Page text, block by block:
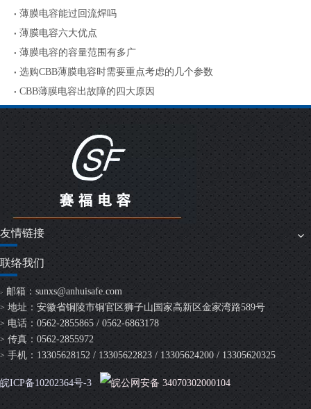
薄膜电容能过回流焊吗
薄膜电容六大优点
薄膜电容的容量范围有多广
选购CBB薄膜电容时需要重点考虑的几个参数
CBB薄膜电容出故障的四大原因
友情链接
联络我们
> 邮箱： sunxs@anhuisafe.com
> 地址：安徽省铜陵市铜官区狮子山国家高新区金家湾路589号
> 电话：0562-2855865 / 0562-6863178
> 传真：0562-2855972
> 手机：13305628152 / 13305622823 / 13305624200 / 13305620325
皖ICP备10202364号-3 皖公网安备 34070302000104